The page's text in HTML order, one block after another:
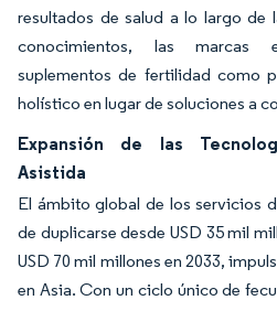
resultados de salud a lo largo de
conocimientos, las marcas
suplementos de fertilidad como
holístico en lugar de soluciones a
Expansión de las
Asistida
El ámbito global de los servicios
de duplicarse desde USD 35 mil
USD 70 mil millones en 2033,
en Asia. Con un ciclo único de